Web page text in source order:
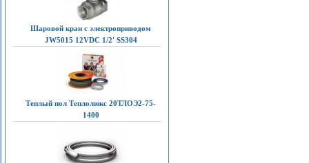
Шаровой кран с электроприводом
JW5015 12VDC 1/2' SS304
Теплый пол Теплолюкс 20ТЛОЭ2-75-
1400